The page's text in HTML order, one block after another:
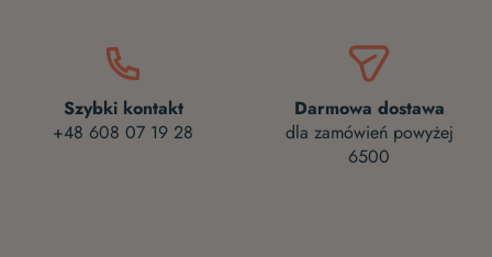
Szybki kontakt
+48 608 07 19 28
Darmowa dostawa
dla zamówień powyżej
6500